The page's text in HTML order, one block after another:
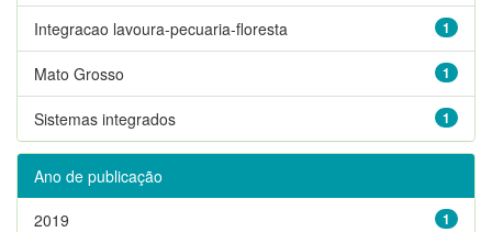
1
Integracao lavoura-pecuaria-floresta
1
Mato Grosso
1
Sistemas integrados
Ano de publicação
1
2019